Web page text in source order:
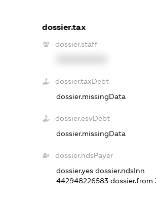
dossier.tax
dossier.staff
dossier.taxDebt
dossier.missingData
dossier.esvDebt
dossier.missingData
dossier.ndsPayer
dossier.yes dossier.ndsInn
442948226583 dossier.from